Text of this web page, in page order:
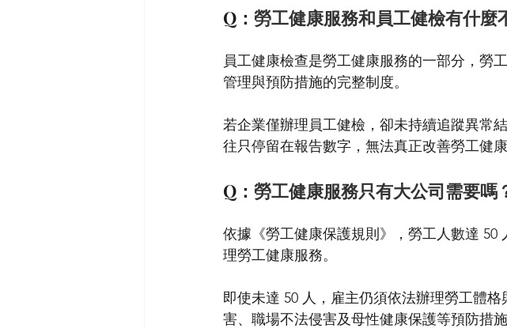
Q： 勞工健康服務和員工健檢有什麼
員工健康檢查是勞工健康服務的一部分，勞
管理與預防措施的完整制度。
若企業僅辦理員工健檢，卻未持續追蹤異常
往只停留在報告數字，無法真正改善勞工健
Q： 勞工健康服務只有大公司需要嗎
依據《勞工健康保護規則》，勞工人數達
理勞工健康服務。
即使未達 50 人，雇主仍須依法辦理勞工體
害、職場不法侵害及母性健康保護等預防措